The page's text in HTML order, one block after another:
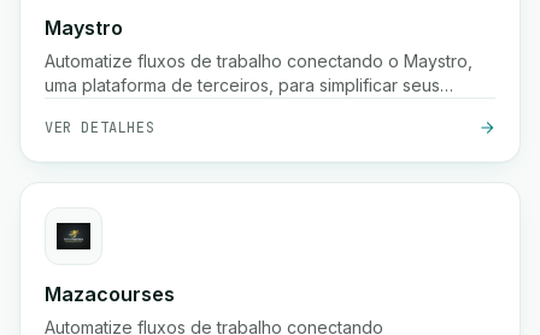
Maystro
Automatize fluxos de trabalho conectando o Maystro,
uma plataforma de terceiros, para simplificar seus
VER DETALHES
Mazacourses
Automatize fluxos de trabalho conectando